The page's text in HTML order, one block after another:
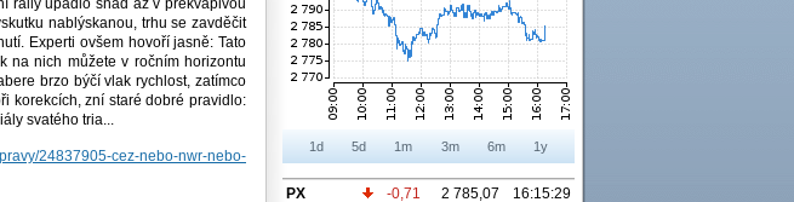
nablýskanou, trhu se zavděčit
Experti ovšem hovoří jasně: Tato
na nich můžete v ročním horizontu
brzo býčí vlak rychlost, zatímco
korekcích, zní staré dobré pravidlo:
svatého tria...
24837905-cez-nebo-nwr-nebo-
1d 5d 1m 3m 6m 1y
PX -0,71 2 785,07
16:15:29